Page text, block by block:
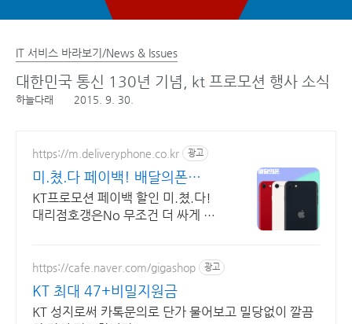
IT 서비스 바라보기/News & Issues
대한민국 통신 130년 기념, kt 프로모션 행사 소식
하늘다래 2015. 9. 30.
https://m.deliveryphone.co.kr 광고
미.쳤.다 페이백! 배달의폰
Secret 비밀지원금!
KT프로모션 페이백 할인 미.쳤.다!
대리점호갱은No 무조건 더 싸게 현
https://cafe.naver.com/gigashop 광고
KT 최대 47+비밀지원금
KT 성지로써 카톡문의로 단가 물어보고 밀당없이 깔끔